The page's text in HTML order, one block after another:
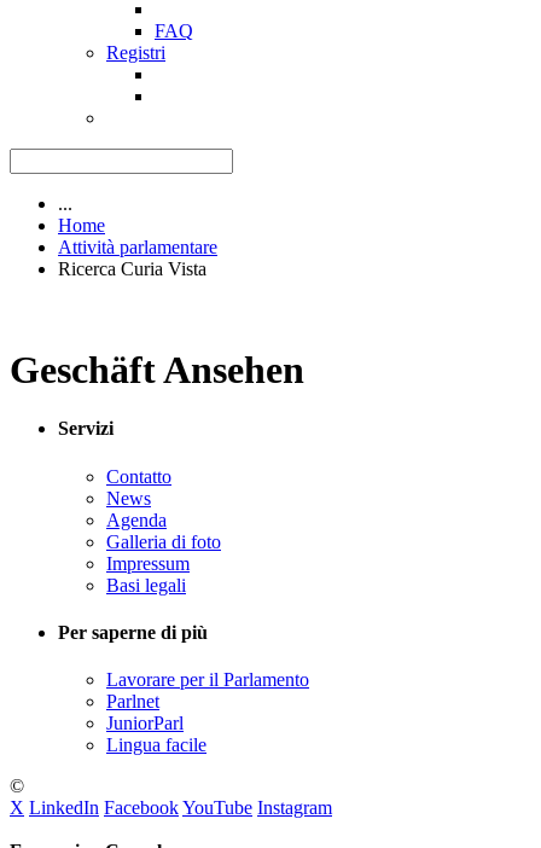
FAQ
Registri
...
Home
Attività parlamentare
Ricerca Curia Vista
Geschäft Ansehen
Servizi
Contatto
News
Agenda
Galleria di foto
Impressum
Basi legali
Per saperne di più
Lavorare per il Parlamento
Parlnet
JuniorParl
Lingua facile
©
X LinkedIn FacebookYouTube Instagram